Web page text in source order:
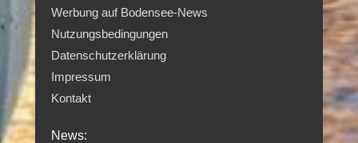
Werbung auf Bodensee-News
Nutzungsbedingungen
Datenschutzerklärung
Impressum
Kontakt
News: